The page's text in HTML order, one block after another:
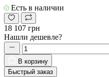
Есть в наличии
18 107 грн
Нашли дешевле?
В корзину
Быстрый заказ